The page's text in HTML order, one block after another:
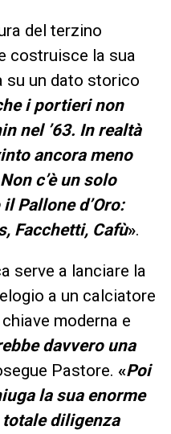
del terzino
costruisce la sua
su un dato storico
i portieri non
nel ’63. In realtà
ancora meno
c’è un solo
Pallone d’Oro:
Facchetti, Cafù».
serve a lanciare la
a un calciatore
moderna e
davvero una
Pastore. «Poi
la sua enorme
diligenza